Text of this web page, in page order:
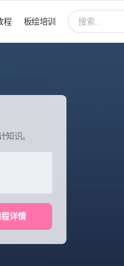
程 板绘培训
知识。
详情